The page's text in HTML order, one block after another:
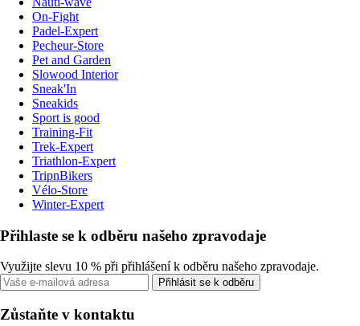
On-Fight
Padel-Expert
Pecheur-Store
Pet and Garden
Slowood Interior
Sneak'In
Sneakids
Sport is good
Training-Fit
Trek-Expert
Triathlon-Expert
TripnBikers
Vélo-Store
Winter-Expert
Přihlaste se k odběru našeho zpravodaje
Využijte slevu 10 % při přihlášení k odběru našeho zpravodaje.
Přihlásit se k odběru
Zůstaňte v kontaktu